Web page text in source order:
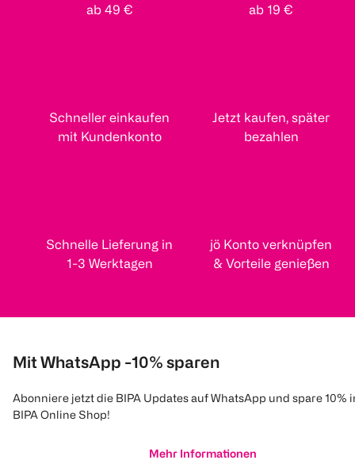
ab 49 €
ab 19 €
Schneller einkaufen
mit Kundenkonto
Jetzt kaufen, später
bezahlen
Schnelle Lieferung in
1-3 Werktagen
jö Konto verknüpfen
& Vorteile genießen
Mit WhatsApp -10% sparen
Abonniere jetzt die BIPA Updates auf WhatsApp und spare 10%
BIPA Online Shop!
Mehr Informationen